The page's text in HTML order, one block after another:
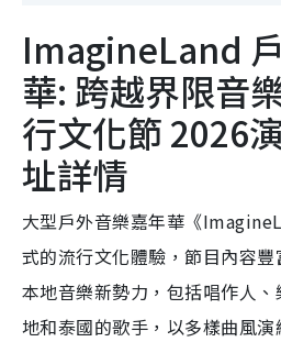
ImagineLand
華: 跨越界限音
行文化節 2026
址詳情
大型戶外音樂嘉年華《
式的流行文化體驗，節目內容
本地音樂新勢力，包括唱作人
地和泰國的歌手，以多樣曲風